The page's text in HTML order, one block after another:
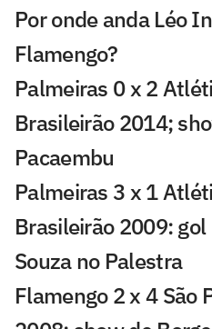
Por onde anda Léo
Flamengo?
Palmeiras 0 x 2
Brasileirão 2014;
Pacaembu
Palmeiras 3 x 1
Brasileirão 2009:
Souza no Palestra
Flamengo 2 x 4 São